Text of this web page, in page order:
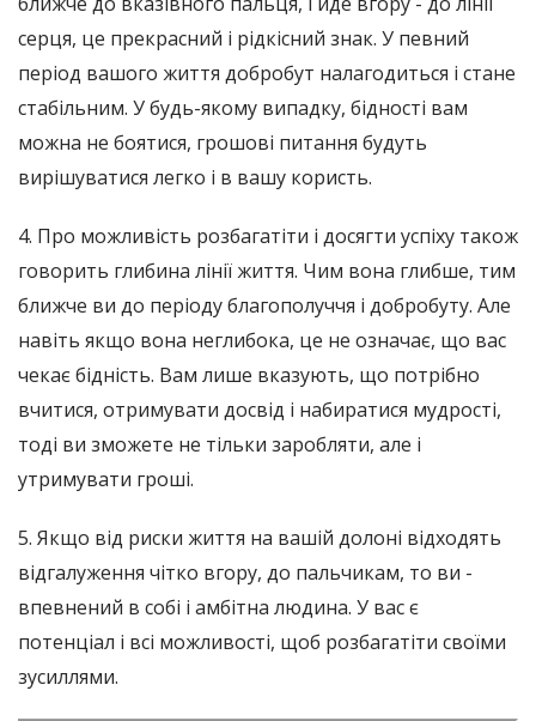
серця, це прекрасний і рідкісний знак. У певний
період вашого життя добробут налагодиться і стане
стабільним. У будь-якому випадку, бідності вам
можна не боятися, грошові питання будуть
вирішуватися легко і в вашу користь.
4. Про можливість розбагатіти і досягти успіху також
говорить глибина лінії життя. Чим вона глибше, тим
ближче ви до періоду благополуччя і добробуту. Але
навіть якщо вона неглибока, це не означає, що вас
чекає бідність. Вам лише вказують, що потрібно
вчитися, отримувати досвід і набиратися мудрості,
тоді ви зможете не тільки заробляти, але і
утримувати гроші.
5. Якщо від риски життя на вашій долоні відходять
відгалуження чітко вгору, до пальчикам, то ви -
впевнений в собі і амбітна людина. У вас є
потенціал і всі можливості, щоб розбагатіти своїми
зусиллями.